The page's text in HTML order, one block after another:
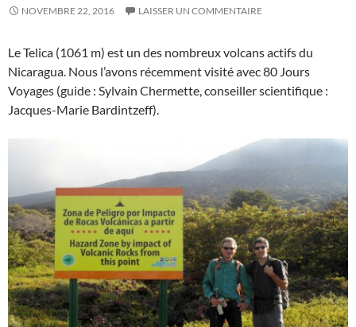
NOVEMBRE 22, 2016 LAISSER UN COMMENTAIRE
Le Telica (1061 m) est un des nombreux volcans actifs du
Nicaragua. Nous l’avons récemment visité avec 80 Jours
Voyages (guide : Sylvain Chermette, conseiller scientifique :
Jacques-Marie Bardintzeff).